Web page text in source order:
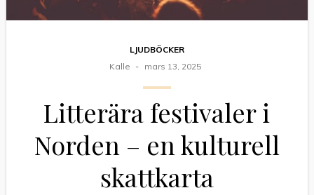
LJUDBÖCKER
Kalle
mars 13, 2025
Litterära festivaler i
Norden – en kulturell
skattkarta